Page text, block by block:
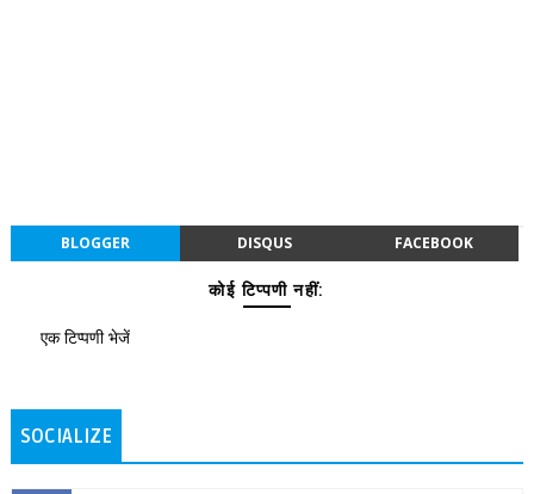
BLOGGER DISQUS FACEBOOK
कोई टिप्पणी नहीं:
एक टिप्पणी भेजें
SOCIALIZE